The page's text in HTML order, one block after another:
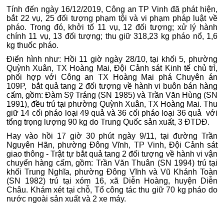
Tính đến ngày 16/12/2019, Công an TP Vinh đã phát hiện,
bắt 22 vụ, 25 đối tượng phạm tội và vi phạm pháp luật về
pháo. Trong đó, khởi tố 11 vụ, 12 đối tượng; xử lý hành
chính 11 vụ, 13 đối tượng; thu giữ 318,23 kg pháo nổ, 1,6
kg thuốc pháo.
Điển hình như: Hồi 11 giờ ngày 28/10, tại khối 5, phường
Quỳnh Xuân, TX Hoàng Mai, Đội Cảnh sát Kinh tế chủ trì,
phối hợp với Công an TX Hoàng Mai phá Chuyên án
109P, bắt quả tang 2 đối tượng về hành vi buôn bán hàng
cấm, gồm: Đàm Sỹ Tráng (SN 1985) và Trần Văn Hùng (SN
1991), đều trú tại phường Quỳnh Xuân, TX Hoàng Mai. Thu
giữ 14 cối pháo loại 49 quả và 36 cối pháo loại 36 quả với
tổng trọng lượng 90 kg do Trung Quốc sản xuất, 3 ĐTDĐ.
Hay vào hồi 17 giờ 30 phút ngày 9/11, tại đường Trần
Nguyên Hãn, phường Đông Vĩnh, TP Vinh, Đội Cảnh sát
giao thông - Trật tự bắt quả tang 2 đối tượng về hành vi vận
chuyển hàng cấm, gồm: Trần Văn Thuân (SN 1994) trú tại
khối Trung Nghĩa, phường Đông Vĩnh và Vũ Khánh Toàn
(SN 1982) trú tại xóm 16, xã Diễn Hoàng, huyện Diễn
Châu. Khám xét tại chỗ, Tổ công tác thu giữ 70 kg pháo do
nước ngoài sản xuất và 2 xe máy.